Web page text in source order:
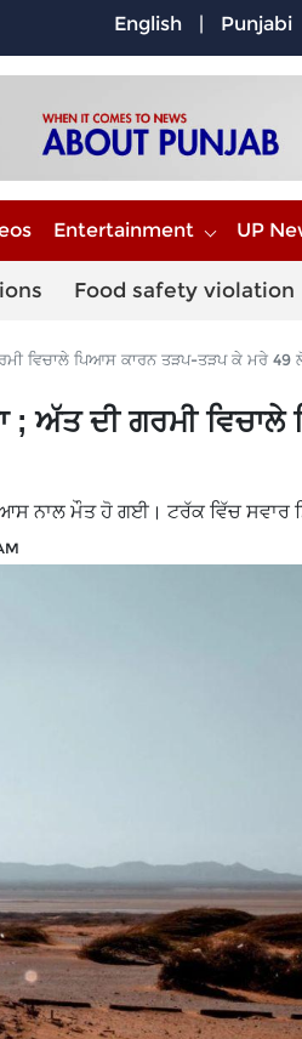
English | Punjabi
Entertainment UP
Food safety violation
ਵਿਚਾਲੇ ਪਿਆਸ ਕਾਰਨ ਤੜਪ-ਤੜਪ ਕੇ ਮਰੇ 49
; ਅੱਤ ਦੀ ਗਰਮੀ
ਨਾਲ ਮੌਤ ਹੋ ਗਈ। ਟਰੱਕ ਵਿੱਚ ਸਵਾਰ